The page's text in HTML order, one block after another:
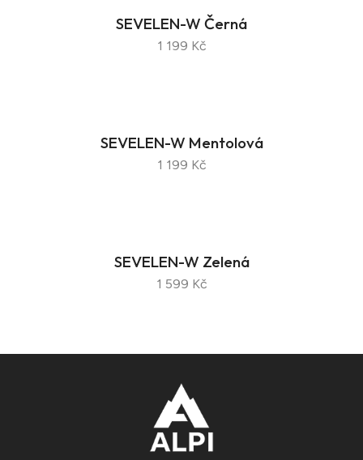
SEVELEN-W Černá
1 199 Kč
SEVELEN-W Mentolová
1 199 Kč
SEVELEN-W Zelená
1 599 Kč